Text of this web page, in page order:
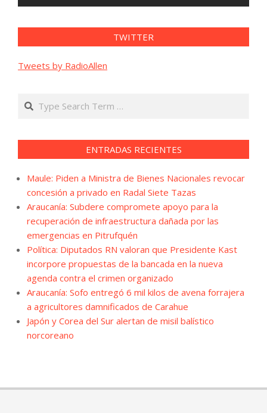
TWITTER
Tweets by RadioAllen
Search
ENTRADAS RECIENTES
Maule: Piden a Ministra de Bienes Nacionales revocar
concesión a privado en Radal Siete Tazas
Araucanía: Subdere compromete apoyo para la
recuperación de infraestructura dañada por las
emergencias en Pitrufquén
Política: Diputados RN valoran que Presidente Kast
incorpore propuestas de la bancada en la nueva
agenda contra el crimen organizado
Araucanía: Sofo entregó 6 mil kilos de avena forrajera
a agricultores damnificados de Carahue
Japón y Corea del Sur alertan de misil balístico
norcoreano